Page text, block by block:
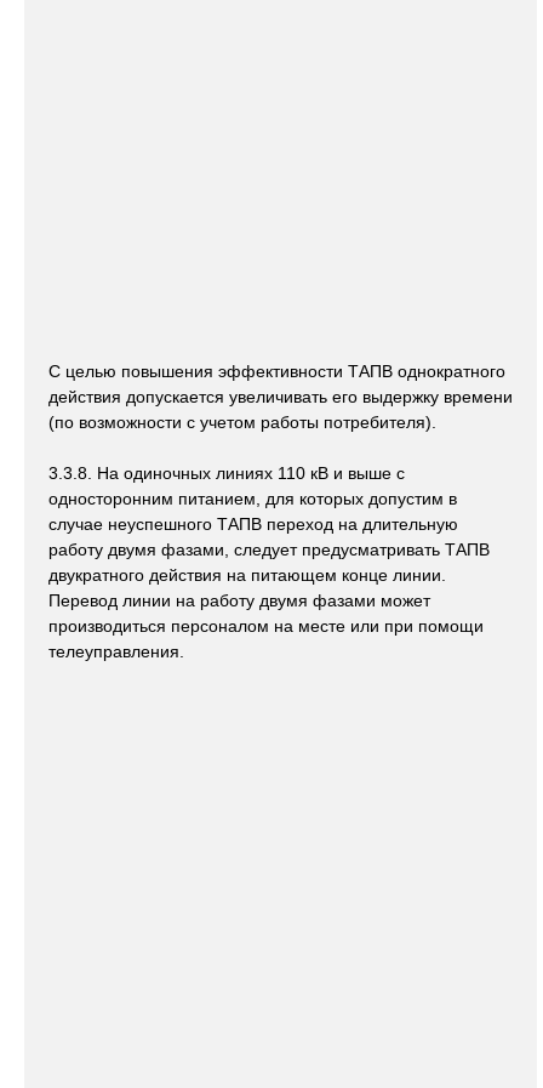
С целью повышения эффективности ТАПВ однократного
действия допускается увеличивать его выдержку времени
(по возможности с учетом работы потребителя).
3.3.8. На одиночных линиях 110 кВ и выше с
односторонним питанием, для которых допустим в
случае неуспешного ТАПВ переход на длительную
работу двумя фазами, следует предусматривать ТАПВ
двукратного действия на питающем конце линии.
Перевод линии на работу двумя фазами может
производиться персоналом на месте или при помощи
телеуправления.